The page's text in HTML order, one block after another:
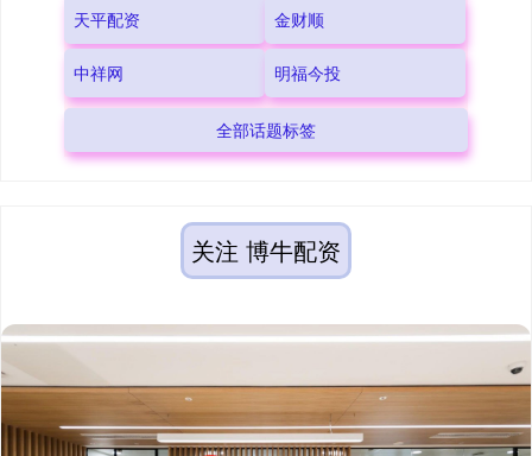
天平配资 金财顺
中祥网 明福今投
全部话题标签
关注 博牛配资